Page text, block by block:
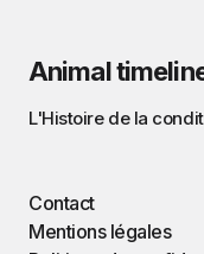
Animal
L'Histoire de la
Contact
Mentions légales